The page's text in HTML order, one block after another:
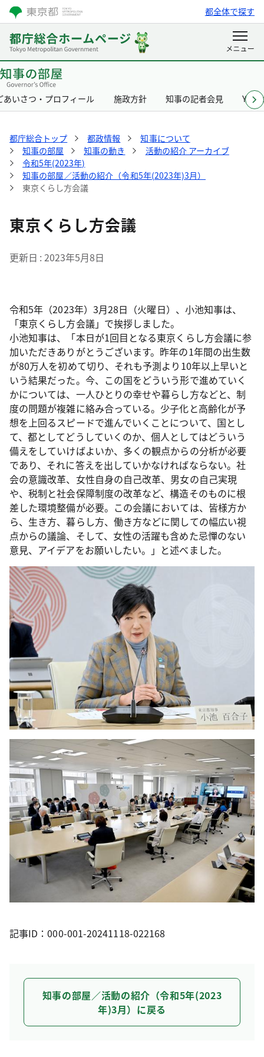
都全体で探す
あいさつ・プロフィール 施政方針 知事の記者会見
都庁総合トップ 都政情報
知事について
知事の部屋
知事の動き
活動の紹介 アーカイブ
令和5年(2023年)
知事の部屋／活動の紹介（令和5年(2023年)3月）
東京くらし方会議
東京くらし方会議
更新日 2023年5月8日
令和5年（2023年）3月28日（火曜日）、小池知事は、
「東京くらし方会議」で挨拶しました。
小池知事は、「本日が1回目となる東京くらし方会議に参
加いただきありがとうございます。昨年の1年間の出生数
が80万人を初めて切り、それも予測より10年以上早いと
いう結果だった。今、この国をどういう形で進めていく
かについては、一人ひとりの幸せや暮らし方などと、制
度の問題が複雑に絡み合っている。少子化と高齢化が予
想を上回るスピードで進んでいくことについて、国とし
て、都としてどうしていくのか、個人としてはどういう
備えをしていけばよいか、多くの観点からの分析が必要
であり、それに答えを出していかなければならない。社
会の意識改革、女性自身の自己改革、男女の自己実現
や、税制と社会保障制度の改革など、構造そのものに根
差した環境整備が必要。この会議においては、皆様方か
ら、生き方、暮らし方、働き方などに関しての幅広い視
点からの議論、そして、女性の活躍も含めた忌憚のない
意見、アイデアをお願いしたい。」と述べました。
記事ID：000-001-20241118-022168
知事の部屋／活動の紹介（令和5年(2023
年)3月）に戻る